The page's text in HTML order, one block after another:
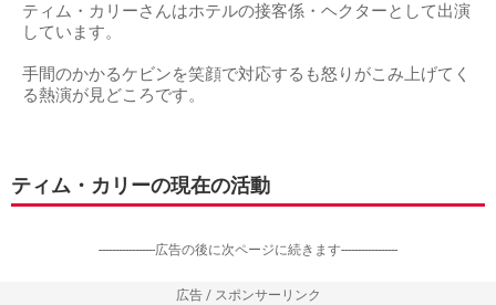
ティム・カリーさんはホテルの接客係・ヘクターとして出演
しています。
手間のかかるケビンを笑顔で対応するも怒りがこみ上げてく
る熱演が見どころです。
ティム・カリーの現在の活動
-----------------広告の後に次ページに続きます-----------------
広告 / スポンサーリンク